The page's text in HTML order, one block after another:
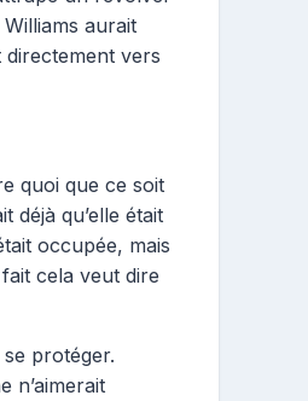
aurait
vers
quoi que ce soit
déjà qu’elle était
occupée, mais
cela veut dire
protéger.
n’aimerait